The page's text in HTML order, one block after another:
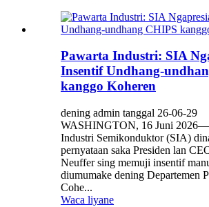
Pawarta Industri: SIA
Insentif Undhang-
kanggo Koheren
dening admin tanggal 26-06-29
WASHINGTON, 16 Juni
Industri Semikonduktor (SIA)
pernyataan saka Presiden lan
Neuffer sing memuji insentif
diumumake dening Departemen
Cohe...
Waca liyane